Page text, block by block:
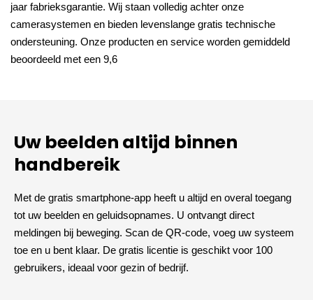
jaar fabrieksgarantie. Wij staan volledig achter onze
camerasystemen en bieden levenslange gratis technische
ondersteuning. Onze producten en service worden gemiddeld
beoordeeld met een 9,6
Uw beelden altijd binnen
handbereik
Met de gratis smartphone-app heeft u altijd en overal toegang
tot uw beelden en geluidsopnames. U ontvangt direct
meldingen bij beweging. Scan de QR-code, voeg uw systeem
toe en u bent klaar. De gratis licentie is geschikt voor 100
gebruikers, ideaal voor gezin of bedrijf.